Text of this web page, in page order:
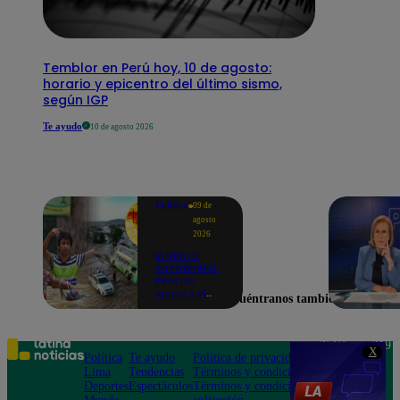
X
Temblor en Perú hoy, 10 de agosto:
horario y epicentro del último sismo,
según IGP
Te ayudo 10 de agosto 2026
Política 09 de
agosto
2026
El Niño a
contrarreloj:
Perú no
ejecutó el
inundaciones
en puntos
críticos de
ríos
Encuéntranos también en
Política
Lima
Deportes
Te ayudo
Tendencias
Espectáculos
Política de privacidad
Términos y condiciones
Términos y condiciones
Teléfono: 219
Av. San
Felipe 968